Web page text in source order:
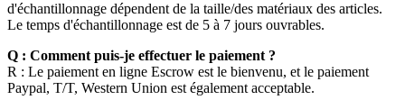
d'échantillonnage dépendent de la taille/des matériaux des articles.
Le temps d'échantillonnage est de 5 à 7 jours ouvrables.
Q : Comment puis-je effectuer le paiement ?
R : Le paiement en ligne Escrow est le bienvenu, et le paiement
Paypal, T/T, Western Union est également acceptable.